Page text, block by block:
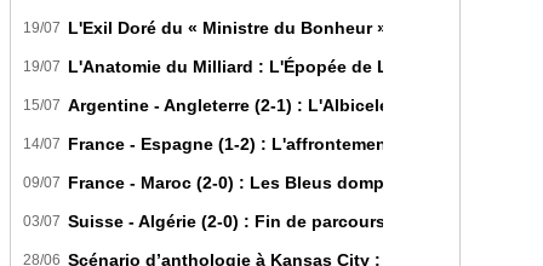
19/07 L'Exil Doré du « Ministre du Bonheur » : Dans les
19/07 L'Anatomie du Milliard : L'Épopée de Lamine Yamal du
15/07 Argentine - Angleterre (2-1) : L'Albiceleste renverse les
14/07 France - Espagne (1-2) : L'affrontement tactique ultime
09/07 France - Maroc (2-0) : Les Bleus domptent les Lions de
03/07 Suisse - Algérie (2-0) : Fin de parcours pour les Fennecs
28/06 Scénario d’anthologie à Kansas City : L’Algérie